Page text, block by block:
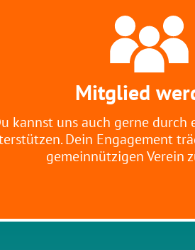
Mitglied
kannst uns auch gerne
Dein Engagement
gemeinnützigen Verein